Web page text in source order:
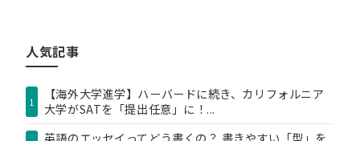
ー
人気記事
1
【海外大学進学】ハーバードに続き、カリフォルニア
大学がSATを「提出任意」に！...
英語のエッセイってどう書くの？ 書きやすい「型」を